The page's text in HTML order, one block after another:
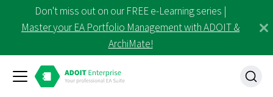
Don't miss out on our FREE e-Learning series |
Master your EA Portfolio Management with ADOIT &
ArchiMate!